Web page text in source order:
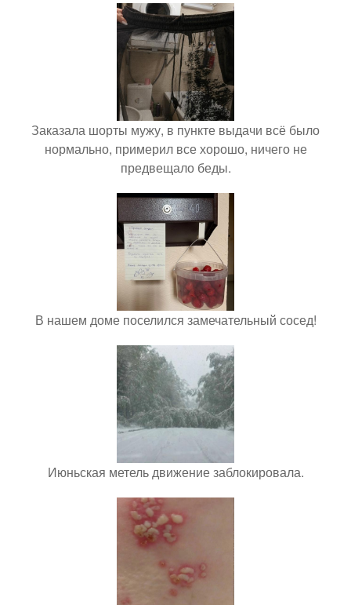
Заказала шорты мужу, в пункте выдачи всё было
нормально, примерил все хорошо, ничего не
предвещало беды.
В нашем доме поселился замечательный сосед!
Июньская метель движение заблокировала.